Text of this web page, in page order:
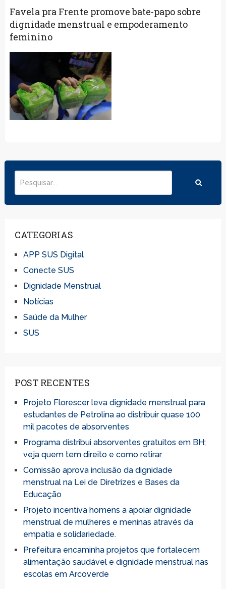
Favela pra Frente promove bate-papo sobre
dignidade menstrual e empoderamento
feminino
CATEGORIAS
APP SUS Digital
Conecte SUS
Dignidade Menstrual
Notícias
Saúde da Mulher
SUS
POST RECENTES
Projeto Florescer leva dignidade menstrual para
estudantes de Petrolina ao distribuir quase 100
mil pacotes de absorventes
Programa distribui absorventes gratuitos em BH;
veja quem tem direito e como retirar
Comissão aprova inclusão da dignidade
menstrual na Lei de Diretrizes e Bases da
Educação
Projeto incentiva homens a apoiar dignidade
menstrual de mulheres e meninas através da
empatia e solidariedade.
Prefeitura encaminha projetos que fortalecem
alimentação saudável e dignidade menstrual nas
escolas em Arcoverde